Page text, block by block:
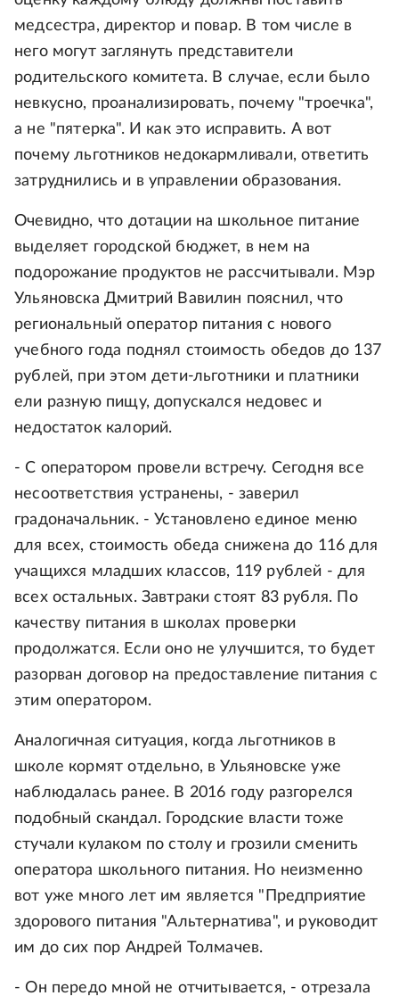
медсестра, директор и повар. В том числе в
него могут заглянуть представители
родительского комитета. В случае, если было
невкусно, проанализировать, почему "троечка",
а не "пятерка". И как это исправить. А вот
почему льготников недокармливали, ответить
затруднились и в управлении образования.
Очевидно, что дотации на школьное питание
выделяет городской бюджет, в нем на
подорожание продуктов не рассчитывали. Мэр
Ульяновска Дмитрий Вавилин пояснил, что
региональный оператор питания с нового
учебного года поднял стоимость обедов до 137
рублей, при этом дети-льготники и платники
ели разную пищу, допускался недовес и
недостаток калорий.
- С оператором провели встречу. Сегодня все
несоответствия устранены, - заверил
градоначальник. - Установлено единое меню
для всех, стоимость обеда снижена до 116 для
учащихся младших классов, 119 рублей - для
всех остальных. Завтраки стоят 83 рубля. По
качеству питания в школах проверки
продолжатся. Если оно не улучшится, то будет
разорван договор на предоставление питания с
этим оператором.
Аналогичная ситуация, когда льготников в
школе кормят отдельно, в Ульяновске уже
наблюдалась ранее. В 2016 году разгорелся
подобный скандал. Городские власти тоже
стучали кулаком по столу и грозили сменить
оператора школьного питания. Но неизменно
вот уже много лет им является "Предприятие
здорового питания "Альтернатива", и руководит
им до сих пор Андрей Толмачев.
- Он передо мной не отчитывается, - отрезала